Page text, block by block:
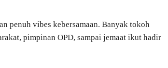
penuh vibes kebersamaan. Banyak tokoh
pimpinan OPD, sampai jemaat ikut hadir